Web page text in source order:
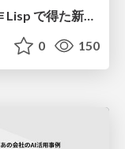
言語を使う側から、作る側へ。 自作 Lisp で得た新たな気づき。
0 150